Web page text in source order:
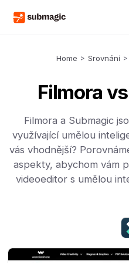
Home > Srovnání >
Filmora
Filmora a Submagic
využívající umělou
vás vhodnější?
aspekty, abychom vám
videoeditor s umělou